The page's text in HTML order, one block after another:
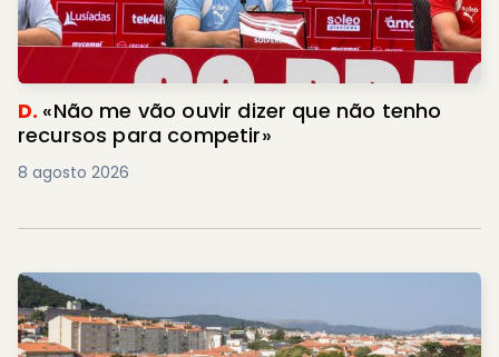
D. «Não me vão ouvir dizer que não tenho
recursos para competir»
8 agosto 2026